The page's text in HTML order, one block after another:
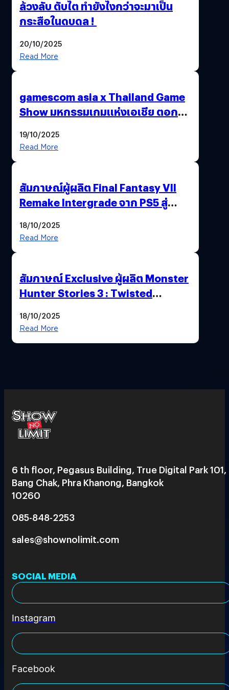
ล้วงลับ ตับไต ทำยังไงกว่าจะมาเป็น
กระสือในดบดล !
20/10/2025
Read More
gamescom asia x Thailand Game
Show มหกรรมเกมแห่งเอเชีย ตอกย้ำ
พาณิชย์ร่วมชูความสำเร็จ
19/10/2025
Read More
สัมภาษณ์ผู้ผลิต Final Fantasy VII
Remake Intergrade จาก PS5 สู่
18/10/2025
Read More
สัมภาษณ์ Exclusive ผู้ผลิต Monster
Hunter Stories 3 : Twisted
สวยฉ่ำ !
18/10/2025
Read More
6 th floor, Pegasus Building, True Digital Park 101,
Bang Chak, Phra Khanong, Bangkok
10260
085-848-2253
sales@shownolimit.com
SOCIAL MEDIA
Instagram
Facebook